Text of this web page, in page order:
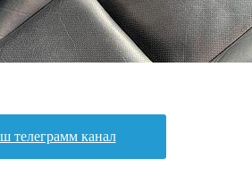
телеграмм канал